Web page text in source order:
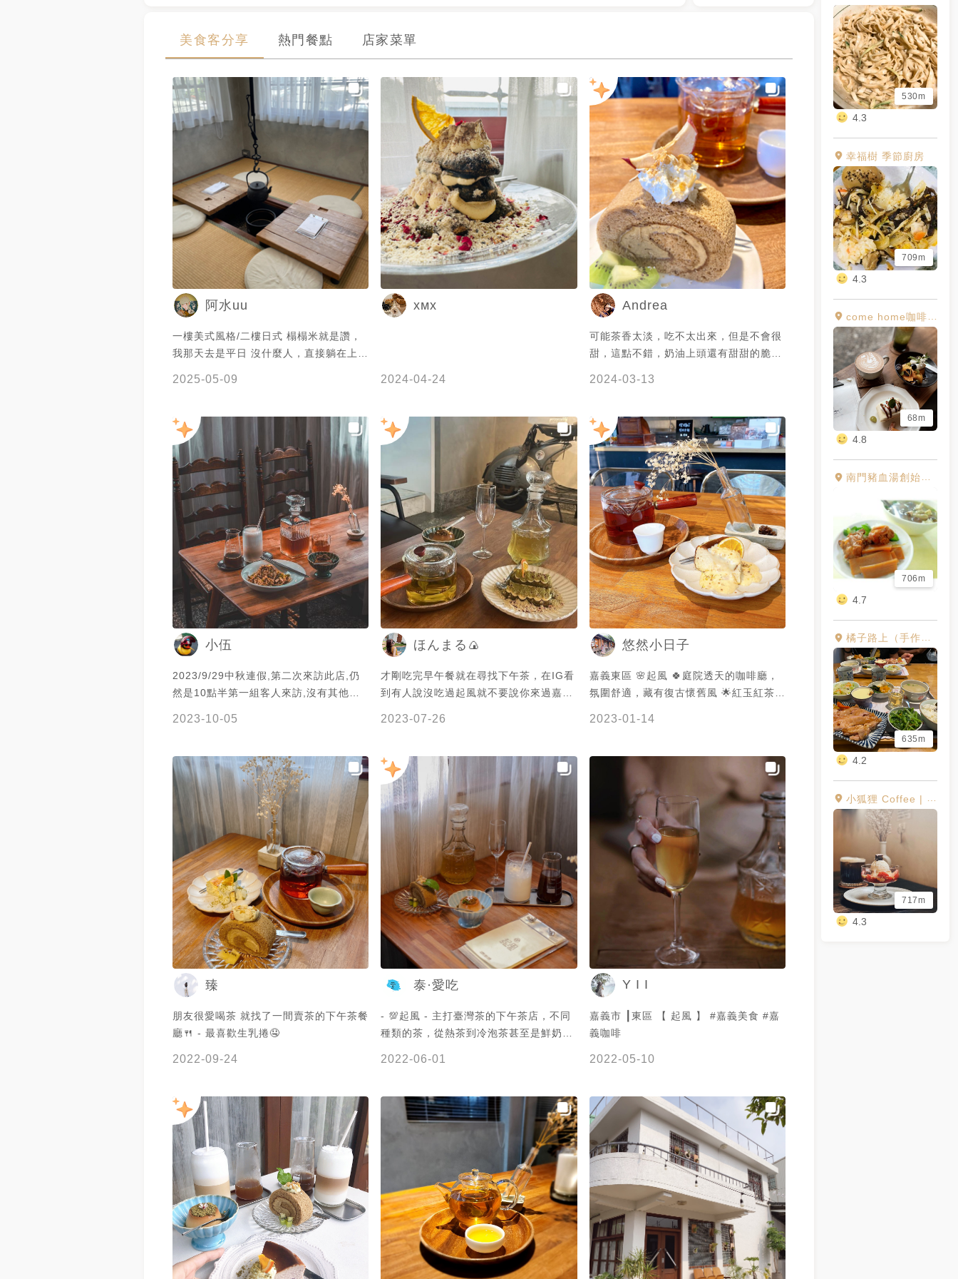
530m
4.3
幸福樹 季節廚房
709m
4.3
come home咖啡漫步
68m
4.8
南門豬血湯創始老店-阿忠師
706m
4.7
橘子路上（手作定食）
635m
4.2
小狐狸 Coffee | Dessert | Bread
717m
4.3
美食客分享 熱門餐點 店家菜單
阿水uu
一樓美式風格/二樓日式 榻榻米就是讚，
我那天去是平日 沒什麼人，直接躺在上面
2025-05-09
хᴍх
2024-04-24
Andrea
可能茶香太淡，吃不太出來，但是不會很
甜，這點不錯，奶油上頭還有甜甜的脆皮
2024-03-13
小伍
2023/9/29中秋連假,第二次來訪此店,仍
然是10點半第一組客人來訪,沒有其他客
且口感爽口,會讓人一直想吃下去,香草焦
糖布丁好吃不苦口,因為太熱沒有點熱茶,
點了一杯冰紅茶,送上來還以為是威士忌,
玻璃瓶很有趣,嘉義必訪的小店
2023-10-05
ほんまる🍙
才剛吃完早午餐就在尋找下午茶，在IG看
到有人說沒吃過起風就不要說你來過嘉
別，布丁的碗好像櫻桃小丸子或宮崎駿系
列裡面會看到的。 裝茶的玻璃壺也很特
別，有點像在喝酒的感覺XD 這間店最特
別的地方是他有賣米腸!!! 但是因為早午餐
吃太飽了就沒有點 朋友說他吃過，就是普
通的米腸哈哈 如果沒有很飽就算很普通我
還是會想點 因為我是超級米腸愛好者 滷
味烤肉炸物各種米腸可以出現的場合一定
要有米腸 但應該蠻多人為了打卡吸睛點米
腸的吧 畢竟現在是相機先吃的年代。
2023-07-26
悠然小日子
嘉義東區 🌸起風 🍀庭院透天的咖啡廳，
氛圍舒適，藏有復古懷舊風 🌟紅玉紅茶
2023-01-14
臻
朋友很愛喝茶 就找了一間賣茶的下午茶餐
廳🍴 - 最喜歡生乳捲🤤
2022-09-24
泰·愛吃
- 💯起風 - 主打臺灣茶的下午茶店，不同
種類的茶，從熱茶到冷泡茶甚至是鮮奶
餐點居然是糯米腸，夠特別了吧!來到這裡
受。 - ✔️清香金萱NT$160 冷泡茶上桌方
式很特別，試用一瓶又一瓶的玻璃瓶裝
著，用玻璃高腳杯裝著，有種在喝香檳的
感覺。但這款喝起來卻像四季春的感覺，
清爽不苦澀，卻還能喝出茶的香氣，回甘
的甜味也很舒服，喜歡喝冷泡茶的可以試
試。 ✔️紅烏龍鮮奶茶NT$160 這款紅烏
龍則是茶味更厚重，我自己是覺得茶味厚
重的茶比較適合調至成鮮奶茶，所以當厚
重的茶葉跟鮮奶調製而成，反而中和了茶
的苦澀感近而滑順許多 ✔️香草焦糖布丁
2022-06-01
Y I I
嘉義市 ┃東區 【 起風 】 #嘉義美食 #嘉
義咖啡
2022-05-10